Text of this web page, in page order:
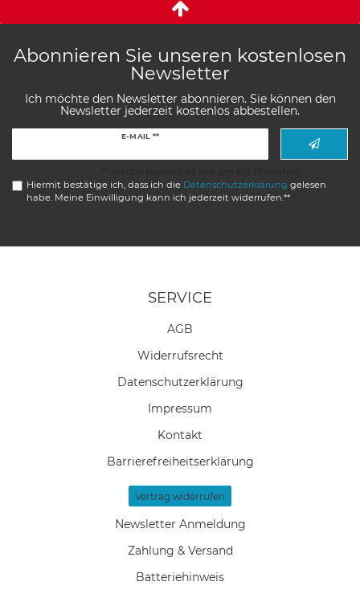
Abonnieren Sie unseren kostenlosen
Newsletter
Ich möchte den Newsletter abonnieren. Sie können den
Newsletter jederzeit kostenlos abbestellen.
E-MAIL **
Hiermit bestätige ich, dass ich die Daten­schutz­erklärung gelesen
habe. Meine Einwilligung kann ich jederzeit widerrufen.**
SERVICE
AGB
Widerrufs­recht
Daten­schutz­erklärung
Impressum
Kontakt
Barrierefreiheitserklärung
Vertrag widerrufen
Newsletter Anmeldung
Zahlung & Versand
Batteriehinweis